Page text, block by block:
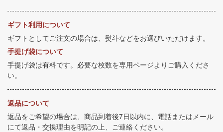
ギフト利用について
ギフトとしてご注文の場合は、熨斗などをお選びいただけます。
手提げ袋について
手提げ袋は有料です。必要な枚数を専用ページよりご購入くださ
い。
返品について
返品をご希望の場合は、商品到着後7日以内に、電話またはメール
にて返品・交換理由を明記の上、ご連絡ください。